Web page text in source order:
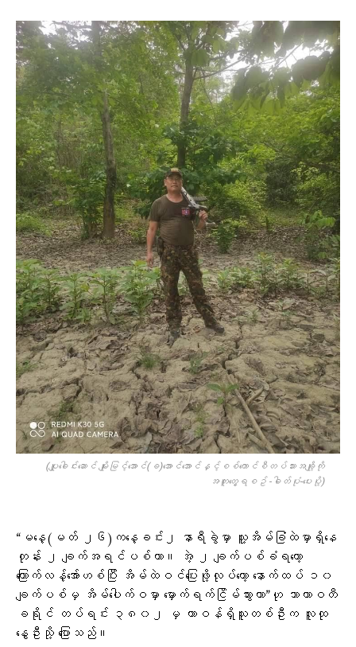
(ပျူခေါင်းဆောင် မျိုးမြင့်အောင်(ခ)အောင်အောင်နှင့်စစ်ကောင်စီတပ်သားအချို့ကို
အတူတွေ့ရစဥ် -ဓါတ်ပုံ-ပေးပို့)
“မနေ့(မတ် ၂၆)ကနေ့ခင်း၂ နာရီခွဲမှာ သူ့အိမ်ခြံထဲမှာရှိနေ
တုန်း ၂ ချက်အရင်ပစ်တာ။ အဲ့ ၂ ချက်ပစ်ခံရတော့
ကြောက်လန့်အော်ဟစ်ပြီး အိမ်ထဲဝင်ပြေးဖို့လုပ်တော့ နောက်ထပ် ၁၀
ချက်ပစ်မှ အိမ်ပေါက်ဝမှာ မှောက်ရက်ငြိမ်သွားတာ”ဟု သာယာဝတီ
ခရိုင် တပ်ရင်း ၃၈၀၂ မှ တာဝန်ရှိသူတစ်ဦးက လူထု
နွေဦးသို့ ပြောသည်။